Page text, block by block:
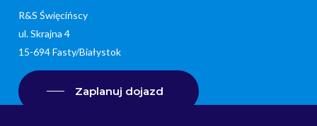
R&S Święcińscy
ul. Skrajna 4
15-694 Fasty/Białystok
Zaplanuj dojazd